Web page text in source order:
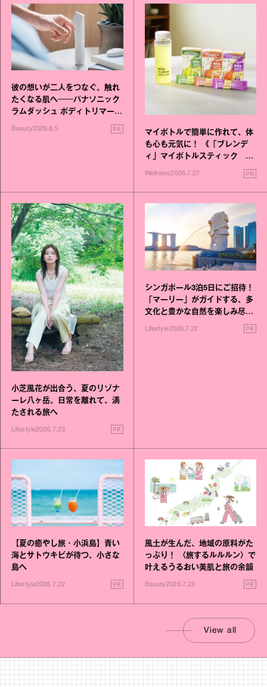
彼の想いが二人をつなぐ。触れ
たくなる肌へ──パナソニック
ラムダッシュ ボディトリマーが
Beauty2026.8.5 PR
マイボトルで簡単に作れて、体
も心も元気に！ 《「ブレンデ
ィ」マイボトルスティック い
いこと毎日》シリーズが誕生
Wellness2026.7.27 PR
小芝風花が出合う、夏のリゾナ
ーレ八ヶ岳。日常を離れて、満
たされる旅へ
Lifestyle2026.7.23 PR
シンガポール3泊5日にご招待！
「マーリー」がガイドする、多
文化と豊かな自然を楽しみ尽く
Lifestyle2026.7.22 PR
【夏の癒やし旅・小浜島】青い
海とサトウキビが待つ、小さな
島へ
Lifestyle2026.7.22 PR
風土が生んだ、地域の原料がた
っぷり！ 〈旅するルルルン〉で
叶えるうるおい美肌と旅の余韻
Beauty2026.7.22 PR
View all